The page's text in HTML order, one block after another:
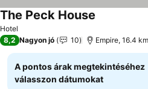
Hotel
The Peck House
8,2 Nagyon jó 10 Empire, 16.4
A pontos árak megtekintéséhez
válasszon dátumokat